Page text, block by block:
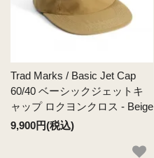
Trad Marks / Basic Jet Cap
60/40 ベーシックジェットキ
ャップ ロクヨンクロス - Beige
9,900円(税込)